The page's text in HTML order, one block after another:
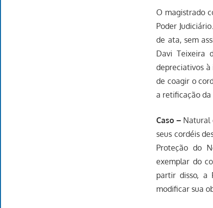
O magistrado
Poder
de ata, sem
Davi Teixeira
depreciativos à
de coagir o
a retificação da
Caso – Natural
seus cordéis
Proteção do
exemplar do
partir disso, a
modificar sua